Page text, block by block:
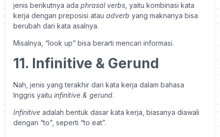
jenis berikutnya ada phrasal verbs , yaitu kombinasi kata
kerja dengan preposisi atau adverb yang maknanya bisa
berubah dari kata asalnya.
Misalnya, “look up” bisa berarti mencari informasi.
11. Infinitive & Gerund
Nah, jenis yang terakhir dari kata kerja dalam bahasa
Inggris yaitu infinitive & gerund.
Infinitive adalah bentuk dasar kata kerja, biasanya diawali
dengan “to”, seperti “to eat”.